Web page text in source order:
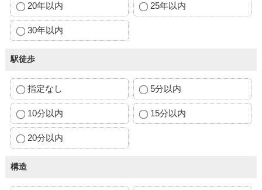
20年以内 25年以内
30年以内
駅徒歩
指定なし 5分以内
10分以内 15分以内
20分以内
構造